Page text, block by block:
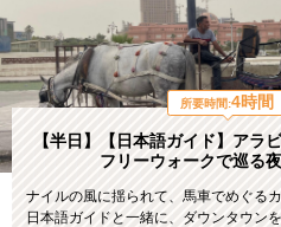
【半日】【日本語ガイド】アラ
フリーウォークで巡る
ナイルの風に揺られて、馬車でめぐるカ
日本語ガイドと一緒に、ダウンタウン
所要時間:4時間